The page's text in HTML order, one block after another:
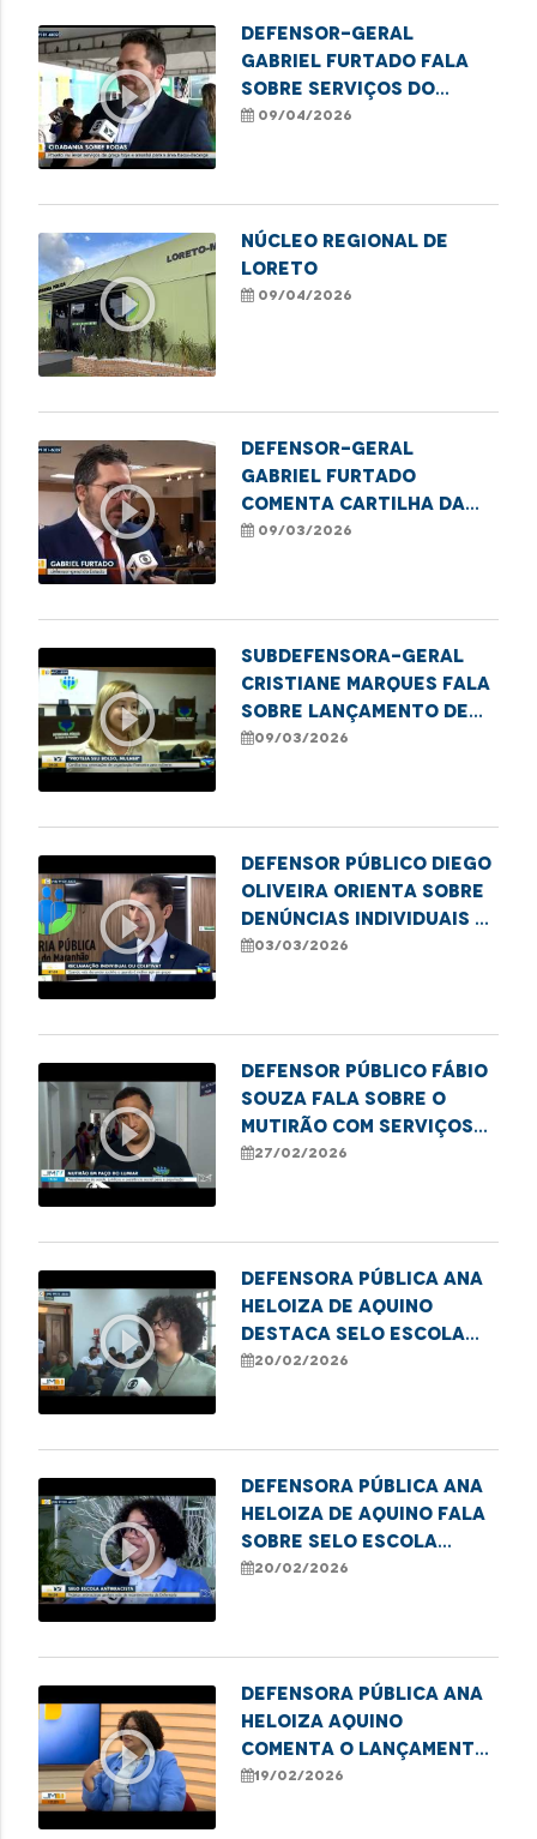
play_circle_outline
Defensor-Geral
Gabriel Furtado fala
sobre serviços do
Cidadania Sobre Rodas
09/04/2026
play_circle_outline
Núcleo Regional de
Loreto
09/04/2026
play_circle_outline
Defensor-geral
Gabriel Furtado
comenta cartilha da
DPE/MA sobre educação
09/03/2026
play_circle_outline
Subdefensora-geral
Cristiane Marques fala
sobre lançamento de
cartilha financeira
09/03/2026
play_circle_outline
Defensor público Diego
Oliveira orienta sobre
denúncias individuais e
coletivas
03/03/2026
play_circle_outline
Defensor Público Fábio
Souza fala sobre o
mutirão com serviços
para moradores em
Paço do Lumiar
27/02/2026
play_circle_outline
Defensora Pública Ana
Heloiza de Aquino
destaca Selo Escola
Antirracista em
20/02/2026
play_circle_outline
Defensora Pública Ana
Heloiza de Aquino fala
sobre Selo Escola
Antirracista em
20/02/2026
play_circle_outline
Defensora pública Ana
Heloiza Aquino
comenta o lançamento
do Selo Escola
19/02/2026